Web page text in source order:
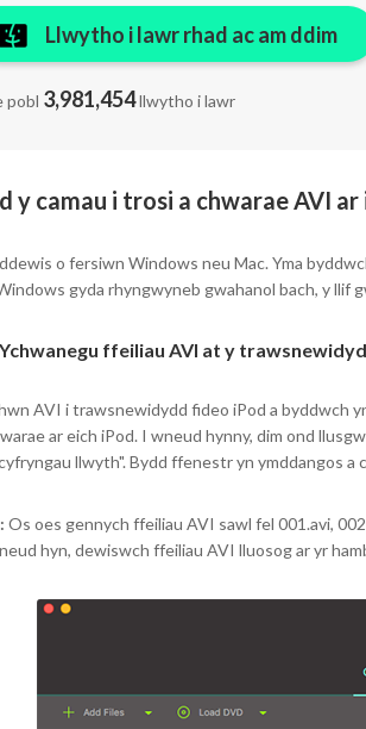
Llwytho i lawr rhad ac am ddim
pobl 3,981,454llwytho i lawr
y camau i trosi a chwarae AVI
o fersiwn Windows neu Mac. Yma
gyda rhyngwyneb gwahanol bach, y llif
Ychwanegu ffeiliau AVI at y
AVI i trawsnewidydd fideo iPod a byddwch
ar eich iPod. I wneud hynny, dim ond
llwyth". Bydd ffenestr yn ymddangos a
Os oes gennych ffeiliau AVI sawl fel 001.avi,
hyn, dewiswch ffeiliau AVI lluosog ar yr